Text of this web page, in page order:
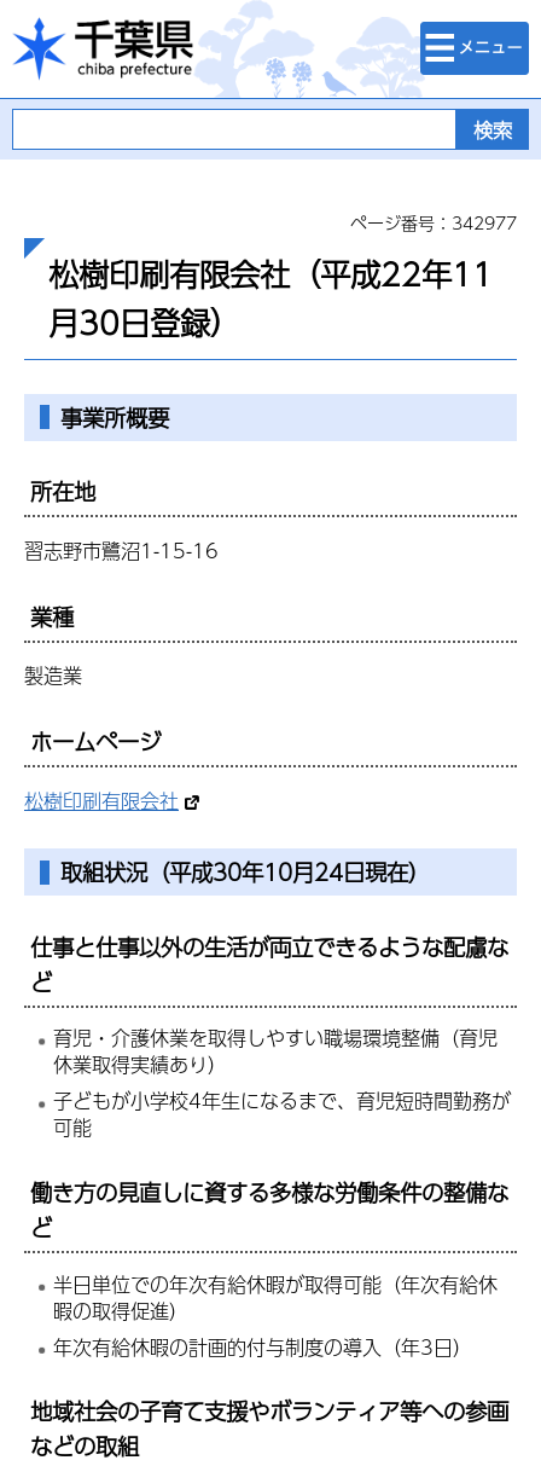
千葉県
検索・メニュ
ー
ページ番号：342977
松樹印刷有限会社（平成22年11
月30日登録）
事業所概要
所在地
習志野市鷺沼1-15-16
業種
製造業
ホームページ
松樹印刷有限会社
取組状況（平成30年10月24日現在）
仕事と仕事以外の生活が両立できるような配慮な
ど
育児・介護休業を取得しやすい職場環境整備（育児
休業取得実績あり）
子どもが小学校4年生になるまで、育児短時間勤務が
可能
働き方の見直しに資する多様な労働条件の整備な
ど
半日単位での年次有給休暇が取得可能（年次有給休
暇の取得促進）
年次有給休暇の計画的付与制度の導入（年3日）
地域社会の子育て支援やボランティア等への参画
などの取組